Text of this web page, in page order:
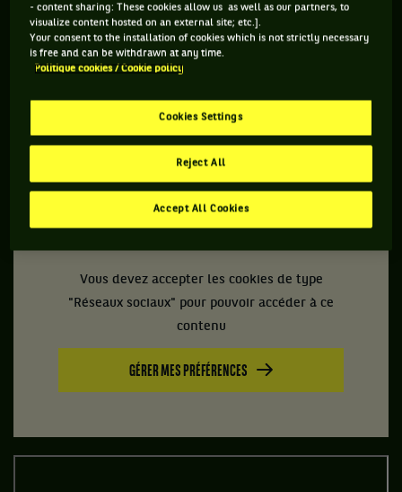
mondiale de cette époque pré-circuit ATP, il ne peut
empêcher l’équipe d’Italie de s’incliner par deux fois en 1960
et 1961 en finale de Coupe Davis par BNP Paribas face à
des années après, en étant le capitaine de l’équipe vainqueur
en 1976 face au Chili de Pinochet. C’est d’ailleurs grâce à son
forcing que les Italiens ont pu se rendre là-bas car le
gouvernement s’y opposait et souhaitait ainsi montrer son
opposition à la dictature.
Vous devez accepter les cookies de type
"Réseaux sociaux" pour pouvoir accéder à ce
contenu
GÉRER MES PRÉFÉRENCES
- content sharing: These cookies allow us as well as our partners, to
visualize content hosted on an external site; etc.].
Your consent to the installation of cookies which is not strictly necessary
is free and can be withdrawn at any time.
Politique cookies / Cookie policy
Cookies Settings
Reject All
Accept All Cookies